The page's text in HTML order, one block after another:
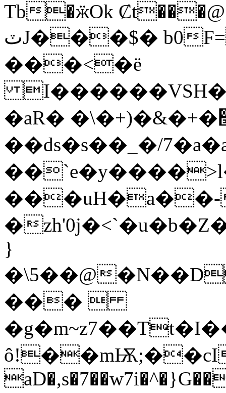
Tb�ӝOk
ٽJ���$� b0F=�H{���<%�!
���<�ë
�aR� �\�+)�&�+�׭:R�d ���O~�-
��ԁs�s��_�/
�
}
�\5��@
��� 